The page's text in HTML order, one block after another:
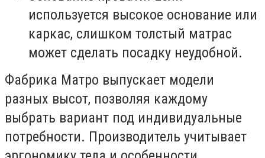
используется высокое основание или
каркас, слишком толстый матрас
может сделать посадку неудобной.
Фабрика Матро выпускает модели
разных высот, позволяя каждому
выбрать вариант под индивидуальные
потребности. Производитель учитывает